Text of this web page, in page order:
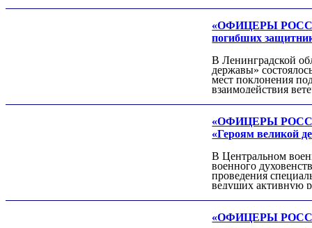
«ОФИЦЕРЫ
погибших
В Ленинградской
державы»
мест поклонения
взаимодействия
«ОФИЦЕРЫ
«Героям великой
В Центральном
военного
проведения
ведущих активную
«ОФИЦЕРЫ